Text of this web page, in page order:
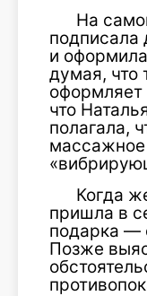
На
подписала
и
думая, что
оформляет
что
полагала,
массажное
Когда
пришла в
подарка —
Позже